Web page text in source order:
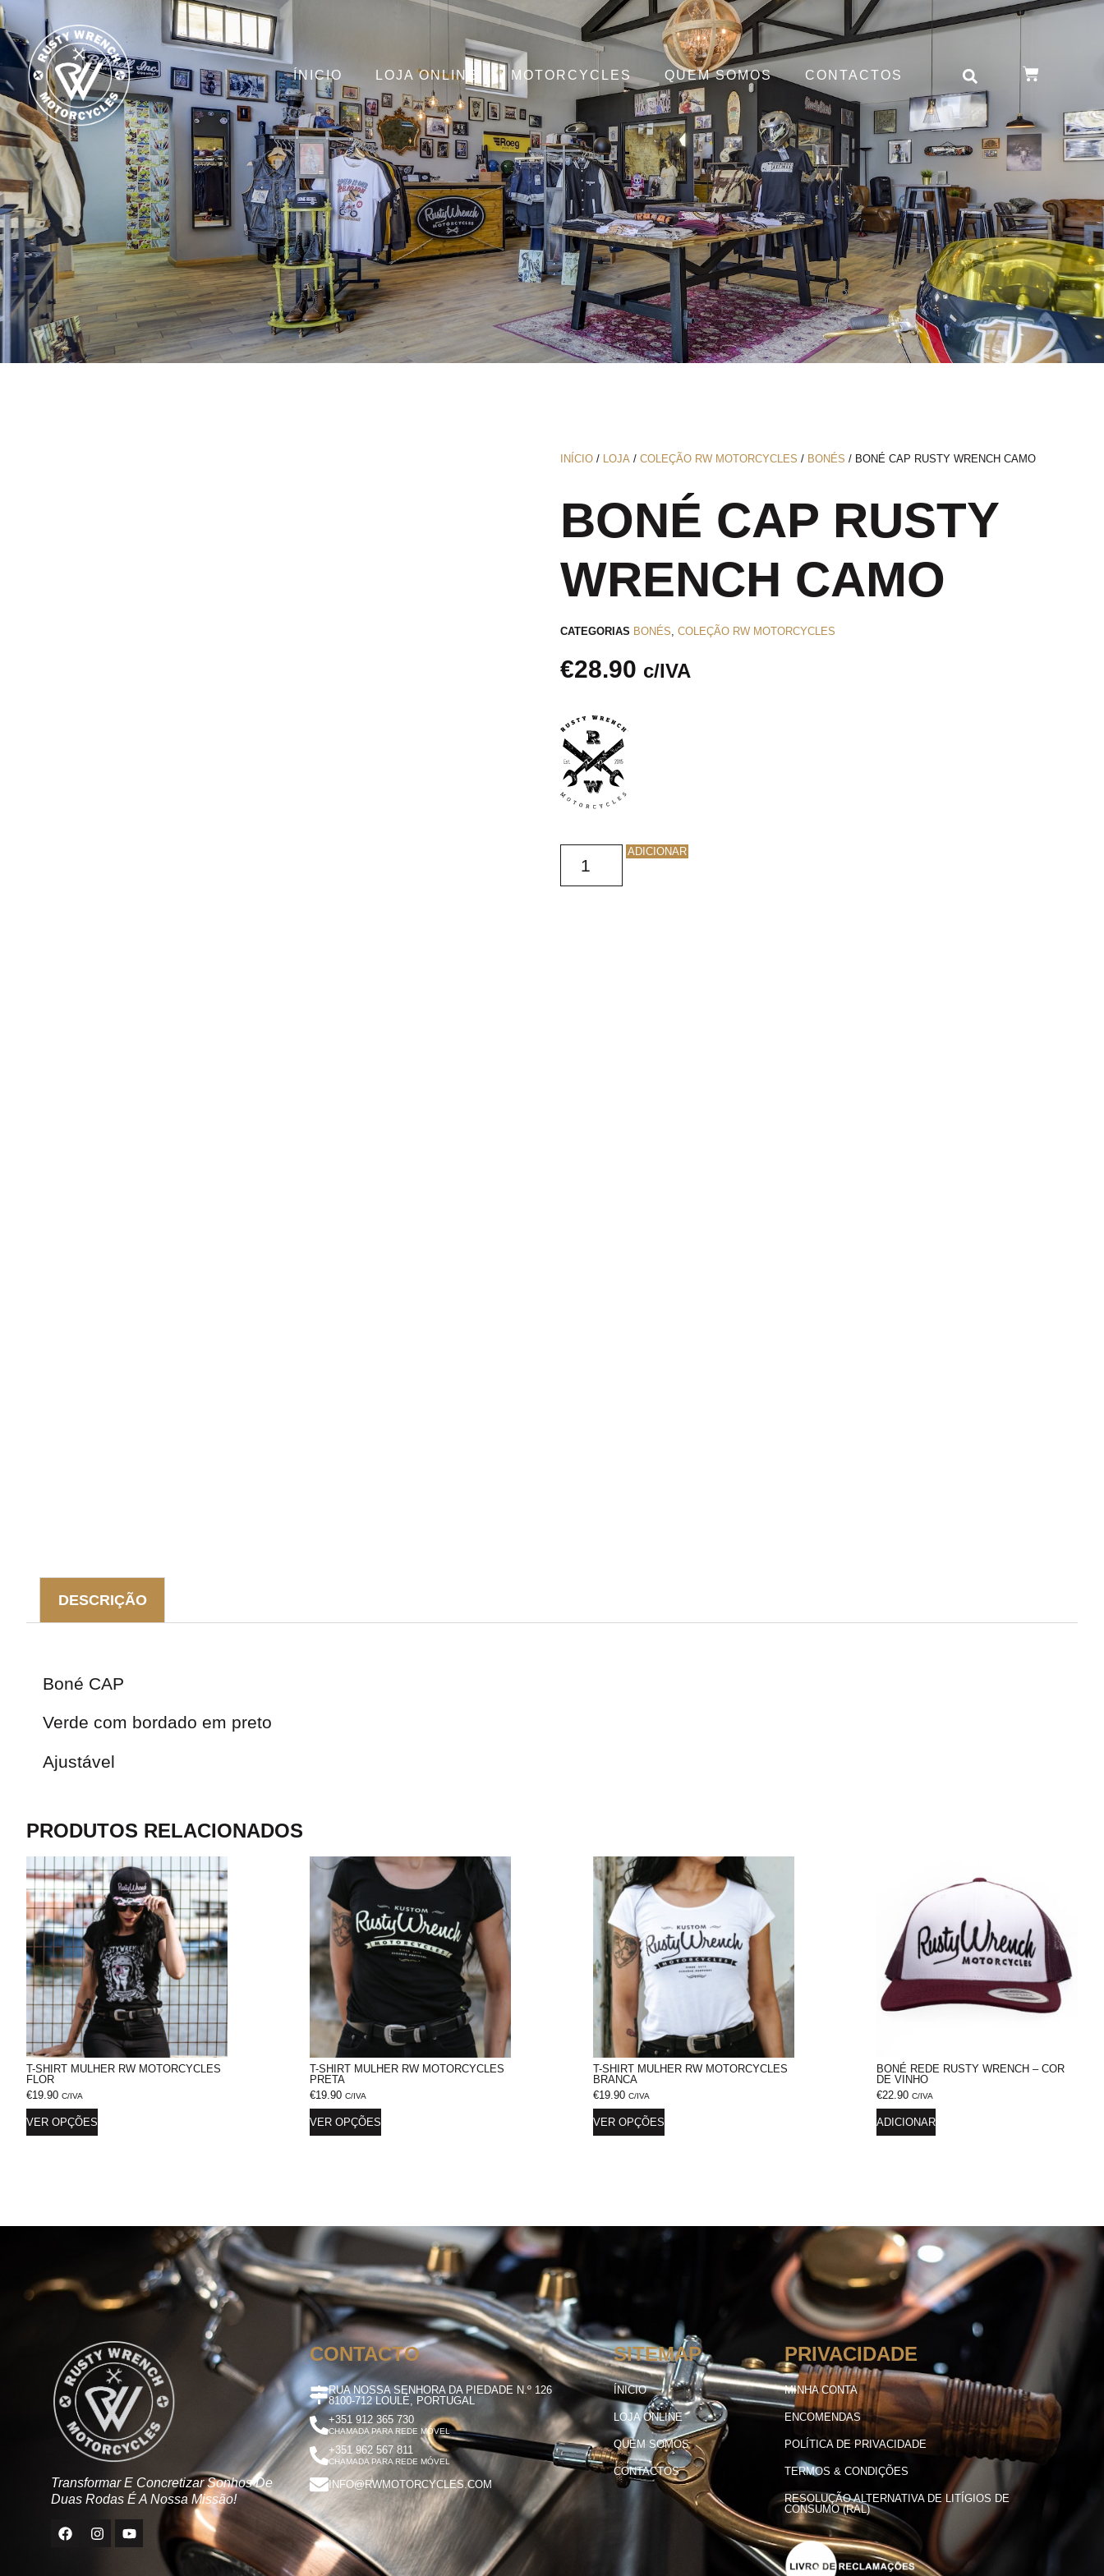
ÍNICIO LOJA ONLINE MOTORCYCLES QUEM SOMOS CONTACTOS
INÍCIO / LOJA / COLEÇÃO RW MOTORCYCLES / BONÉS / BONÉ CAP RUSTY WRENCH CAMO
BONÉ CAP RUSTY
WRENCH CAMO
CATEGORIAS BONÉS, COLEÇÃO RW MOTORCYCLES
€28.90 c/IVA
ADICIONAR
DESCRIÇÃO
Boné CAP
Verde com bordado em preto
Ajustável
PRODUTOS RELACIONADOS
T-SHIRT MULHER RW MOTORCYCLES
FLOR
€19.90 C/IVA
VER OPÇÕES
T-SHIRT MULHER RW MOTORCYCLES
PRETA
€19.90 C/IVA
VER OPÇÕES
T-SHIRT MULHER RW MOTORCYCLES
BRANCA
€19.90 C/IVA
VER OPÇÕES
BONÉ REDE RUSTY WRENCH – COR
DE VINHO
€22.90 C/IVA
ADICIONAR
Transformar E Concretizar Sonhos De
Duas Rodas É A Nossa Missão!
CONTACTO
RUA NOSSA SENHORA DA PIEDADE N.º 126
8100-712 LOULÉ, PORTUGAL
+351 912 365 730
CHAMADA PARA REDE MÓVEL
+351 962 567 811
CHAMADA PARA REDE MÓVEL
INFO@RWMOTORCYCLES.COM
SITEMAP
ÍNICIO
LOJA ONLINE
QUEM SOMOS
CONTACTOS
PRIVACIDADE
MINHA CONTA
ENCOMENDAS
POLÍTICA DE PRIVACIDADE
TERMOS & CONDIÇÕES
RESOLUÇÃO ALTERNATIVA DE LITÍGIOS DE
CONSUMO (RAL)